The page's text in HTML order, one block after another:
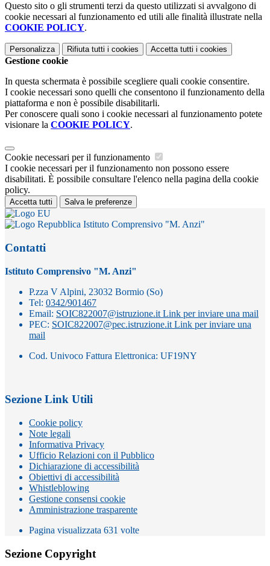
Questo sito o gli strumenti terzi da questo utilizzati si avvalgono di
cookie necessari al funzionamento ed utili alle finalità illustrate nella
COOKIE POLICY.
Personalizza Rifiuta tutti i cookies Accetta tutti i cookies
Gestione cookie
In questa schermata è possibile scegliere quali cookie consentire.
I cookie necessari sono quelli che consentono il funzionamento della
piattaforma e non è possibile disabilitarli.
Per conoscere quali sono i cookie necessari al funzionamento potete
visionare la COOKIE POLICY.
Cookie necessari per il funzionamento
I cookie necessari per il funzionamento non possono essere
disabilitati. È possibile consultare l'elenco nella pagina della cookie
policy.
Accetta tutti Salva le preferenze
Istituto Comprensivo "M. Anzi"
Contatti
Istituto Comprensivo "M. Anzi"
P.zza V Alpini, 23032 Bormio (So)
Tel: 0342/901467
Email: SOIC822007@istruzione.it Link per inviare una mail
PEC: SOIC822007@pec.istruzione.it Link per inviare una
mail
Cod. Univoco Fattura Elettronica: UF19NY
Sezione Link Utili
Cookie policy
Note legali
Informativa Privacy
Ufficio Relazioni con il Pubblico
Dichiarazione di accessibilità
Obiettivi di accessibilità
Whistleblowing
Gestione consensi cookie
Amministrazione trasparente
Pagina visualizzata 631 volte
Sezione Copyright